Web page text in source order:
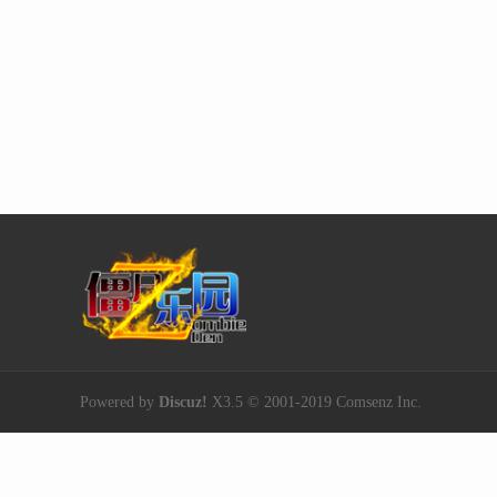
Powered by Discuz! X3.5 © 2001-2019 Comsenz Inc.